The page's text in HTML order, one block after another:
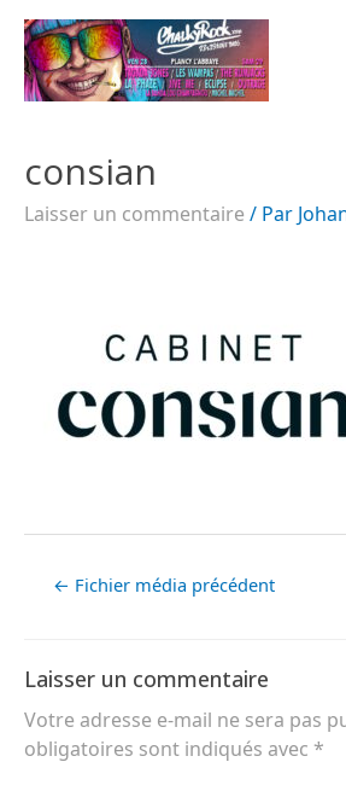
consian
Laisser un commentaire / Par
← Fichier média précédent
Laisser un commentaire
Votre adresse e-mail ne sera pas
obligatoires sont indiqués avec *